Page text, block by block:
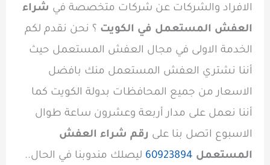
الافراد والشركات عن شركات متخصصة في شراء
العفش المستعمل في الكويت ؟ نحن نقدم لكم
الخدمة الاولى في مجال العفش المستعمل حيث
أننا نشتري العفش المستعمل منك بافضل
الاسعار من جميع المحافظات بدولة الكويت كما
أننا نعمل على مدار أربعة وعشرون ساعة طوال
الاسبوع اتصل بنا على رقم شراء العفش
المستعمل 60923894 ليصلك مندوبنا في الحال..